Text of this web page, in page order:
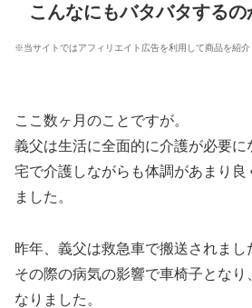
こんなにもバタバタするの
※当サイトではアフィリエイト広告を利用して商品を紹介
ここ数ヶ月のことですが。
義父は生活に全面的に介護が必要に
宅で介護しながらも体調があまり良
ました。
昨年、義父は救急車で搬送されまし
その際の病気の影響で車椅子となり
なりました。